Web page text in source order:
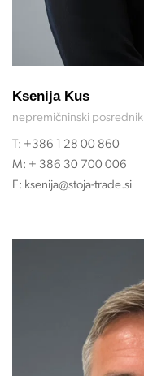
Ksenija Kus
nepremičninski posrednik
T: +386 1 28 00 860
M: + 386 30 700 006
E: ksenija@stoja-trade.si